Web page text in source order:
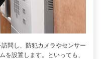
問し、防犯カメラやセンサー
を設置します。といっても、